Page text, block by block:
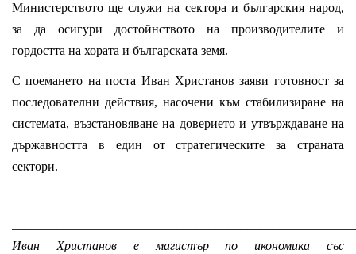
Министерството ще служи на сектора и българския народ,
за да осигури достойнството на производителите и
гордостта на хората и българската земя.
С поемането на поста Иван Христанов заяви готовност за
последователни действия, насочени към стабилизиране на
системата, възстановяване на доверието и утвърждаване на
държавността в един от стратегическите за страната
сектори.
Иван Христанов е магистър по икономика със